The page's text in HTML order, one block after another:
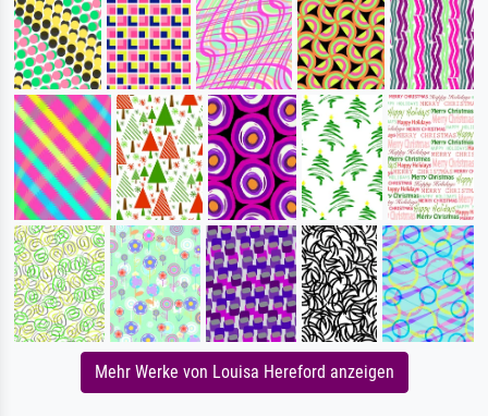
Mehr Werke von Louisa Hereford anzeigen